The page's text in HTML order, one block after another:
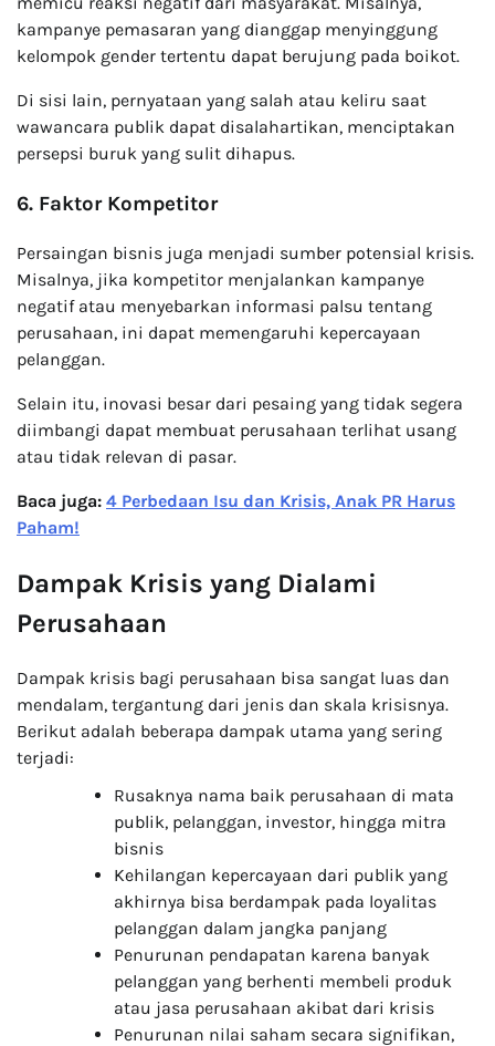
kampanye pemasaran yang dianggap menyinggung
kelompok gender tertentu dapat berujung pada boikot.
Di sisi lain, pernyataan yang salah atau keliru saat
wawancara publik dapat disalahartikan, menciptakan
persepsi buruk yang sulit dihapus.
6. Faktor Kompetitor
Persaingan bisnis juga menjadi sumber potensial krisis.
Misalnya, jika kompetitor menjalankan kampanye
negatif atau menyebarkan informasi palsu tentang
perusahaan, ini dapat memengaruhi kepercayaan
pelanggan.
Selain itu, inovasi besar dari pesaing yang tidak segera
diimbangi dapat membuat perusahaan terlihat usang
atau tidak relevan di pasar.
Baca juga: 4 Perbedaan Isu dan Krisis, Anak PR Harus
Paham!
Dampak Krisis yang Dialami
Perusahaan
Dampak krisis bagi perusahaan bisa sangat luas dan
mendalam, tergantung dari jenis dan skala krisisnya.
Berikut adalah beberapa dampak utama yang sering
terjadi:
Rusaknya nama baik perusahaan di mata
publik, pelanggan, investor, hingga mitra
bisnis
Kehilangan kepercayaan dari publik yang
akhirnya bisa berdampak pada loyalitas
pelanggan dalam jangka panjang
Penurunan pendapatan karena banyak
pelanggan yang berhenti membeli produk
atau jasa perusahaan akibat dari krisis
Penurunan nilai saham secara signifikan,